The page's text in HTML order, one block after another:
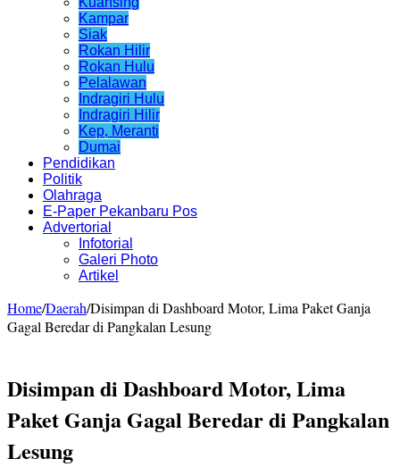
Kampar
Siak
Rokan Hilir
Rokan Hulu
Pelalawan
Indragiri Hulu
Indragiri Hilir
Kep, Meranti
Dumai
Pendidikan
Politik
Olahraga
E-Paper Pekanbaru Pos
Advertorial
Infotorial
Galeri Photo
Artikel
Home/Daerah/Disimpan di Dashboard Motor, Lima Paket Ganja
Gagal Beredar di Pangkalan Lesung
Disimpan di Dashboard Motor, Lima
Paket Ganja Gagal Beredar di Pangkalan
Lesung